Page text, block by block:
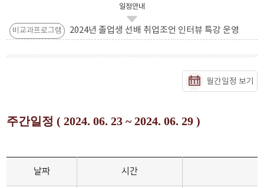
일정안내
비교과프로그램 2024년 졸업생 선배 취업조언 인터뷰 특강 운영
월간일정 보기
주간일정 ( 2024. 06. 23 ~ 2024. 06. 29 )
날짜 시간